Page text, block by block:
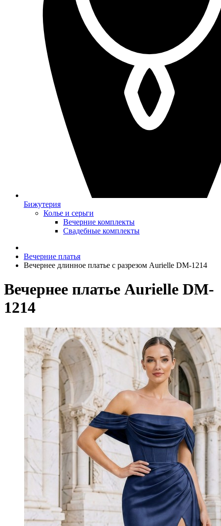
Бижутерия
Колье и серьги
Вечерние комплекты
Свадебные комплекты
Вечерние платья
Вечернее длинное платье с разрезом Aurielle DM-1214
Вечернее платье Aurielle DM-
1214